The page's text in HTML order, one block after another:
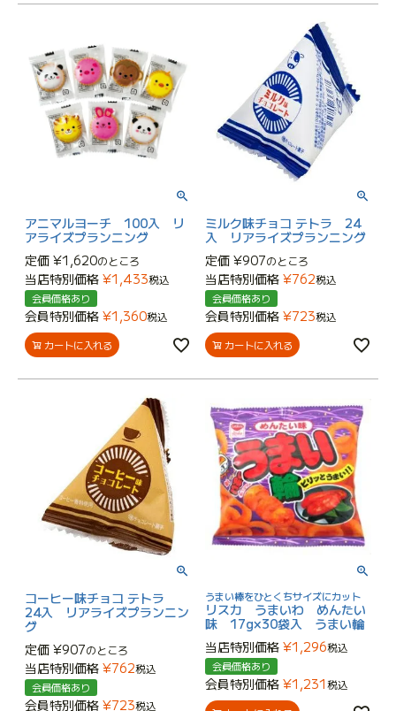
アニマルヨーチ 100入 リ
アライズプランニング
定価 ¥1,620のところ
当店特別価格 ¥1,433税込
会員価格あり
会員特別価格 ¥1,360税込
カートに入れる
ミルク味チョコ テトラ 24
入 リアライズプランニング
定価 ¥907のところ
当店特別価格 ¥762税込
会員価格あり
会員特別価格 ¥723税込
カートに入れる
コーヒー味チョコ テトラ
24入 リアライズプランニン
グ
定価 ¥907のところ
当店特別価格 ¥762税込
会員価格あり
会員特別価格 ¥723税込
うまい棒をひとくちサイズにカット
リスカ うまいわ めんたい
味 17g×30袋入 うまい輪
当店特別価格 ¥1,296税込
会員価格あり
会員特別価格 ¥1,231税込